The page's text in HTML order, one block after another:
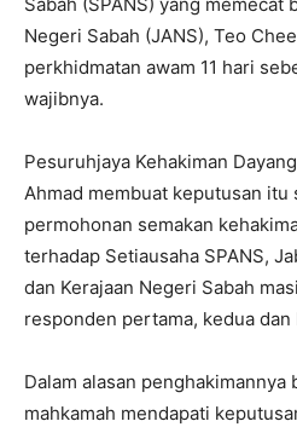
Negeri Sabah (JANS), Teo
perkhidmatan awam 11 hari
wajibnya.
Pesuruhjaya Kehakiman
Ahmad membuat keputusan itu
permohonan semakan
terhadap Setiausaha SPANS,
dan Kerajaan Negeri Sabah
responden pertama, kedua dan
Dalam alasan
mahkamah mendapati